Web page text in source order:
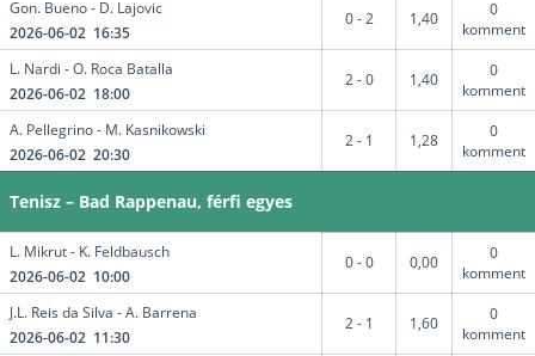
Gon. Bueno - D. Lajovic
2026-06-02 16:35
0 - 2 1,40
0
komment
L. Nardi - O. Roca Batalla
2026-06-02 18:00
2 - 0 1,40
0
komment
A. Pellegrino - M. Kasnikowski
2026-06-02 20:30
2 - 1 1,28
0
komment
Tenisz – Bad Rappenau, férfi egyes
L. Mikrut - K. Feldbausch
2026-06-02 10:00
0 - 0 0,00
0
komment
J.L. Reis da Silva - A. Barrena
2026-06-02 11:30
2 - 1 1,60
0
komment